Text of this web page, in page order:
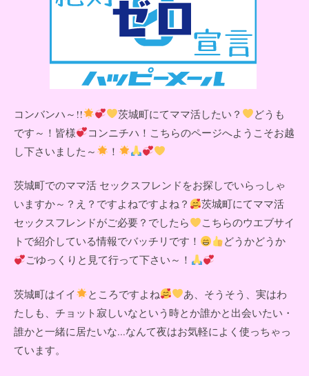
コンバンハ～!! 茨城町にてママ活したい？
どうも
です～！皆様
コンニチハ！こちらのページへようこそお越
し下さいました～
！
茨城町でのママ活 セックスフレンドをお探しでいらっしゃ
いますか～？え？ですよねですよね？
茨城町にてママ活
セックスフレンドがご必要？でしたら
こちらのウエブサイ
トで紹介している情報でバッチリです！
どうかどうか
ごゆっくりと見て行って下さい～！
茨城町はイイ ところですよね
あ、そうそう、実はわ
たしも、チョット寂しいなという時とか誰かと出会いたい・
誰かと一緒に居たいな...なんて夜はお気軽によく使っちゃっ
ています。